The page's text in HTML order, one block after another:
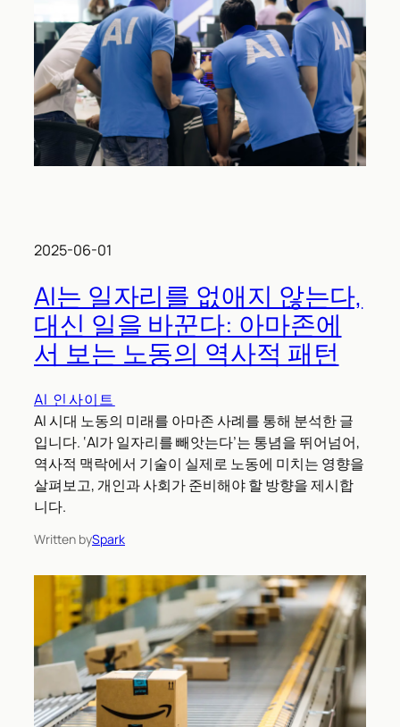
2025-06-01
AI는 일자리를 없애지 않는다,
대신 일을 바꾼다: 아마존에
서 보는 노동의 역사적 패턴
AI 인사이트
AI 시대 노동의 미래를 아마존 사례를 통해 분석한 글
입니다. ‘AI가 일자리를 빼앗는다’는 통념을 뛰어넘어,
역사적 맥락에서 기술이 실제로 노동에 미치는 영향을
살펴보고, 개인과 사회가 준비해야 할 방향을 제시합
니다.
Written bySpark